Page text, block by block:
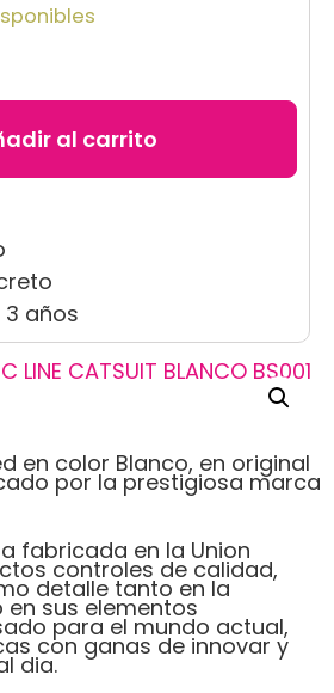
en color Blanco, en original
por la prestigiosa marca
fabricada en la Union
controles de calidad,
detalle tanto en la
sus elementos
para el mundo actual,
con ganas de innovar y
dia.
al carrito
años